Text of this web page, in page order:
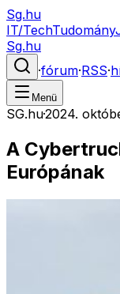
Sg.hu
IT/TechTudomány
Sg.hu
·fórum·RSS·
Menü
SG.hu·2024.
A
Európának